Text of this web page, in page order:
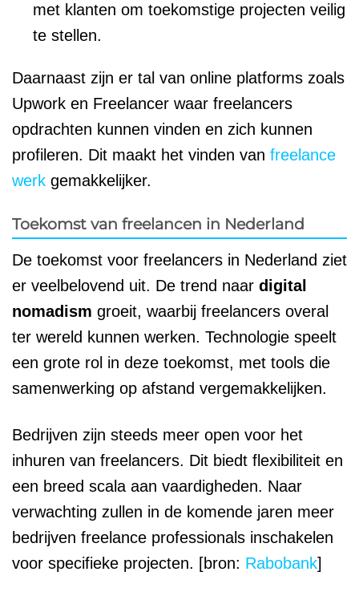
met klanten om toekomstige projecten veilig
te stellen.
Daarnaast zijn er tal van online platforms zoals
Upwork en Freelancer waar freelancers
opdrachten kunnen vinden en zich kunnen
profileren. Dit maakt het vinden van freelance
werk gemakkelijker.
Toekomst van freelancen in Nederland
De toekomst voor freelancers in Nederland ziet
er veelbelovend uit. De trend naar digital
nomadism groeit, waarbij freelancers overal
ter wereld kunnen werken. Technologie speelt
een grote rol in deze toekomst, met tools die
samenwerking op afstand vergemakkelijken.
Bedrijven zijn steeds meer open voor het
inhuren van freelancers. Dit biedt flexibiliteit en
een breed scala aan vaardigheden. Naar
verwachting zullen in de komende jaren meer
bedrijven freelance professionals inschakelen
voor specifieke projecten. [bron: Rabobank]